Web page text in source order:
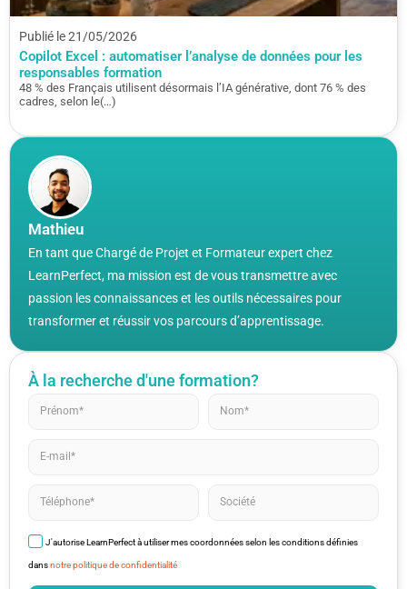
Mathieu
En tant que Chargé de Projet et Formateur expert chez
LearnPerfect, ma mission est de vous transmettre avec
passion les connaissances et les outils nécessaires pour
transformer et réussir vos parcours d’apprentissage.
À la recherche d'une formation?
J'autorise LearnPerfect à utiliser mes coordonnées selon les conditions définies
dansnotre politique de confidentialité
Publié le 21/05/2026
Copilot Excel : automatiser l’analyse de données pour les
responsables formation
48 % des Français utilisent désormais l’IA générative, dont 76 % des
cadres, selon le(…)